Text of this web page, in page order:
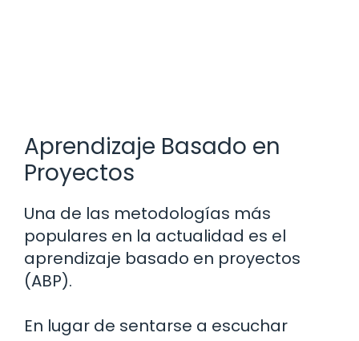
Aprendizaje Basado en
Proyectos
Una de las metodologías más
populares en la actualidad es el
aprendizaje basado en proyectos
(ABP).
En lugar de sentarse a escuchar